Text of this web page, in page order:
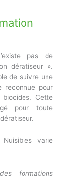
pas de
dératiseur ».
de suivre une
reconnue pour
biocides. Cette
pour toute
varie
formations